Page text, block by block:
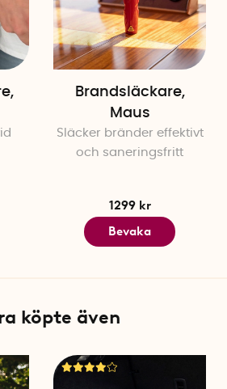
Räddningslinan är testad
77020,22.
Brandsläckare,
Maus
Släcker bränder effektivt
och saneringsfritt
1299 kr
Bevaka
köpte även